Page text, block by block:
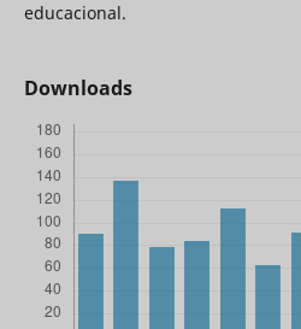
educacional.
Downloads